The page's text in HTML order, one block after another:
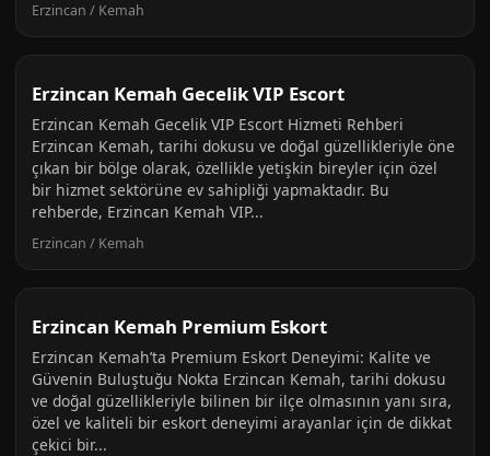
Erzincan / Kemah
Erzincan Kemah Gecelik VIP Escort
Erzincan Kemah Gecelik VIP Escort Hizmeti Rehberi
Erzincan Kemah, tarihi dokusu ve doğal güzellikleriyle öne
çıkan bir bölge olarak, özellikle yetişkin bireyler için özel
bir hizmet sektörüne ev sahipliği yapmaktadır. Bu
rehberde, Erzincan Kemah VIP...
Erzincan / Kemah
Erzincan Kemah Premium Eskort
Erzincan Kemah’ta Premium Eskort Deneyimi: Kalite ve
Güvenin Buluştuğu Nokta Erzincan Kemah, tarihi dokusu
ve doğal güzellikleriyle bilinen bir ilçe olmasının yanı sıra,
özel ve kaliteli bir eskort deneyimi arayanlar için de dikkat
çekici bir...